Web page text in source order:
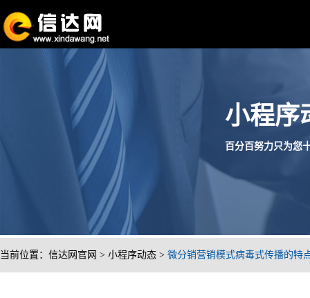
小程序
百分百努力只为您
当前位置： 信达网官网 > 小程序动态 > 微分销营销模式病毒式传播的特